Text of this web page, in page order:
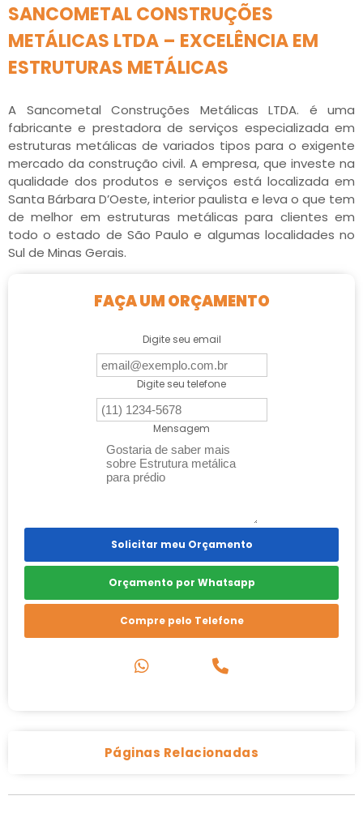
SANCOMETAL CONSTRUÇÕES
METÁLICAS LTDA – EXCELÊNCIA EM
ESTRUTURAS METÁLICAS
A Sancometal Construções Metálicas LTDA. é uma
fabricante e prestadora de serviços especializada em
estruturas metálicas de variados tipos para o exigente
mercado da construção civil. A empresa, que investe na
qualidade dos produtos e serviços está localizada em
Santa Bárbara D’Oeste, interior paulista e leva o que tem
de melhor em estruturas metálicas para clientes em
todo o estado de São Paulo e algumas localidades no
Sul de Minas Gerais.
FAÇA UM ORÇAMENTO
Digite seu email
Digite seu telefone
Mensagem
Solicitar meu Orçamento
Orçamento por Whatsapp
Compre pelo Telefone
Páginas Relacionadas